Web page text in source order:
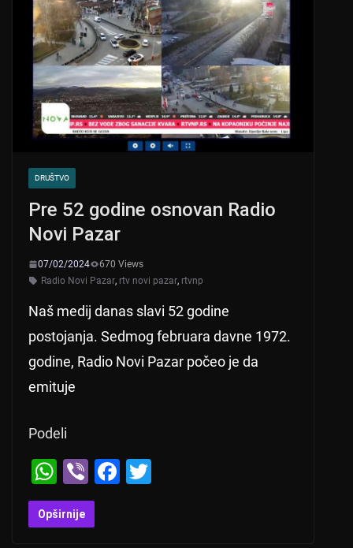
DRUŠTVO
Pre 52 godine osnovan Radio
Novi Pazar
07/02/2024
670 Views
Radio Novi Pazar, rtv novi pazar, rtvnp
Naš medij danas slavi 52 godine
postojanja. Sedmog februara davne 1972.
godine, Radio Novi Pazar počeo je da
emituje
Podeli
W
h
at
Vi
b
er
F
Opširnije